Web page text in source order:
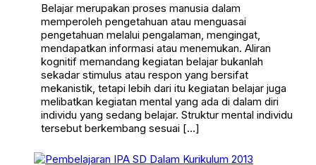
Belajar merupakan proses manusia dalam
memperoleh pengetahuan atau menguasai
pengetahuan melalui pengalaman, mengingat,
mendapatkan informasi atau menemukan. Aliran
kognitif memandang kegiatan belajar bukanlah
sekadar stimulus atau respon yang bersifat
mekanistik, tetapi lebih dari itu kegiatan belajar juga
melibatkan kegiatan mental yang ada di dalam diri
individu yang sedang belajar. Struktur mental individu
tersebut berkembang sesuai […]